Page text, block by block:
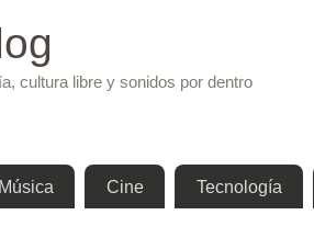
cultura libre y sonidos por dentro
Música Cine Tecnología